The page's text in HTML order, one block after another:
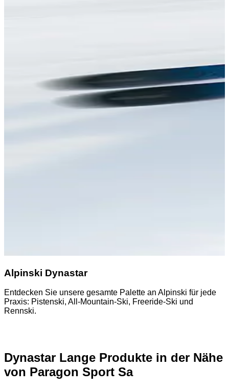
Alpinski Dynastar
Entdecken Sie unsere gesamte Palette an Alpinski für jede
Praxis: Pistenski, All-Mountain-Ski, Freeride-Ski und
Rennski.
Dynastar Lange Produkte in der Nähe
von Paragon Sport Sa